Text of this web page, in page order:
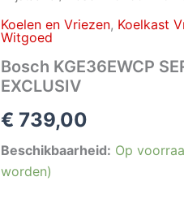
Koelen en Vriezen, Koelkast
Witgoed
Bosch KGE36EWCP
EXCLUSIV
€ 739,00
Beschikbaarheid: Op
worden)
SERIE
6
EXCLUSIV